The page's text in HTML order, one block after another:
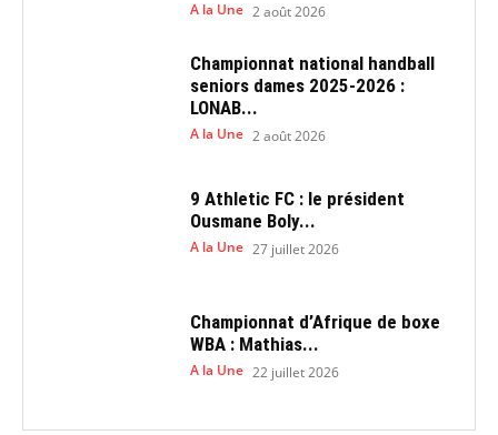
A la Une 2 août 2026
Championnat national handball
seniors dames 2025-2026 :
LONAB...
A la Une 2 août 2026
9 Athletic FC : le président
Ousmane Boly...
A la Une 27 juillet 2026
Championnat d’Afrique de boxe
WBA : Mathias...
A la Une 22 juillet 2026